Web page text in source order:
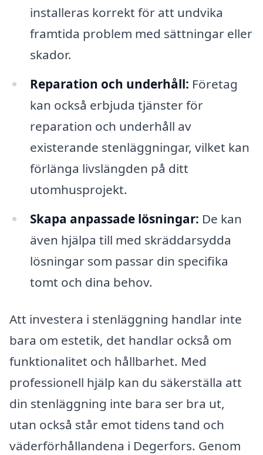
installeras korrekt för att undvika
framtida problem med sättningar eller
skador.
Reparation och underhåll: Företag
kan också erbjuda tjänster för
reparation och underhåll av
existerande stenläggningar, vilket kan
förlänga livslängden på ditt
utomhusprojekt.
Skapa anpassade lösningar: De kan
även hjälpa till med skräddarsydda
lösningar som passar din specifika
tomt och dina behov.
Att investera i stenläggning handlar inte
bara om estetik, det handlar också om
funktionalitet och hållbarhet. Med
professionell hjälp kan du säkerställa att
din stenläggning inte bara ser bra ut,
utan också står emot tidens tand och
väderförhållandena i Degerfors. Genom